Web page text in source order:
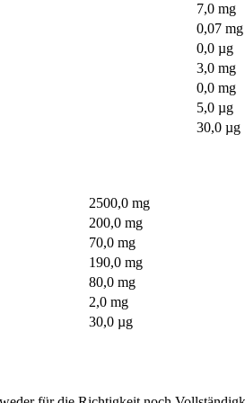
7,0 mg
0,07 mg
0,0 µg
3,0 mg
0,0 mg
5,0 µg
30,0 µg
2500,0 mg
200,0 mg
70,0 mg
190,0 mg
80,0 mg
2,0 mg
30,0 µg